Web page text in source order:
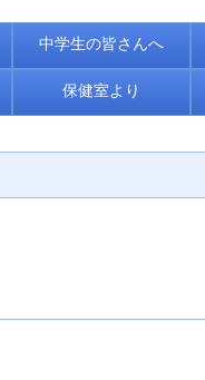
中学生の皆さんへ
保健室より